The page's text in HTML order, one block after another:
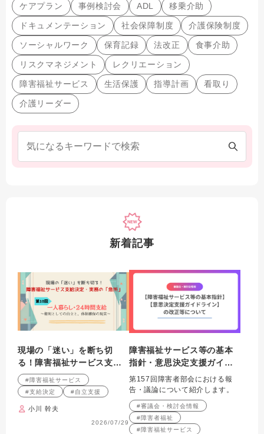
ケアプラン 事例検討会 ADL 移乗介助
ドキュメンテーション 社会保障制度 介護保険制度
ソーシャルワーク 保育記録 法改正 食事介助
リスクマネジメント レクリエーション
障害福祉サービス 生活保護 指導計画 看取り
介護リーダー
新着記事
現場の「迷い」を断ち切
る！障害福祉サービス支給
決定・実務の「急所」 第10
回連載 一人暮らし・24時
間支給 ～権利としての自
立と、体制確保の現実～
#障害福祉サービス
#支給決定
#自立支援
小川 幹夫
2026/07/29
障害福祉サービス等の基本
指針・意思決定支援ガイド
ラインの改正等について
第157回障害者部会における報
告・議論について紹介します。
#審議会・検討会情報
#障害者福祉
#障害福祉サービス